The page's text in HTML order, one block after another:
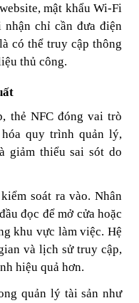
mật khẩu Wi-Fi
chỉ cần đưa điện
có thể truy cập thông
thủ công.
thẻ NFC đóng vai trò
quy trình quản lý,
giảm thiểu sai sót do
soát ra vào. Nhân
đọc để mở cửa hoặc
khu vực làm việc. Hệ
và lịch sử truy cập,
hiệu quả hơn.
quản lý tài sản như